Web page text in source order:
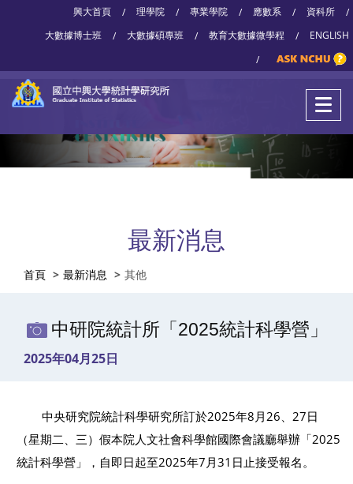
興大首頁 / 理學院 / 專業學院 / 應數系 / 資科所
/
大數據博士班
/ 大數據碩專班 / 教育大數據微學程 /
ENGLISH
/
最新消息
首頁 最新消息 其他
中研院統計所「2025統計科學營」
2025年04月25日
中央研究院統計科學研究所訂於2025年8月 26、 27 日
（星期二、三）假本院人文社會科學館國際會議廳舉辦「 2025
統計科學營」，自即日起至2025年7月 31 日止接受報名。